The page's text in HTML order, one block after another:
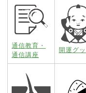
通信教育・
通信講座
開運グ